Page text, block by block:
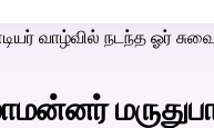
வாழ்வில் நடந்த ஓர்